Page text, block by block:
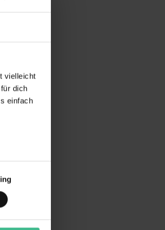
vielleicht
dich
einfach
diese